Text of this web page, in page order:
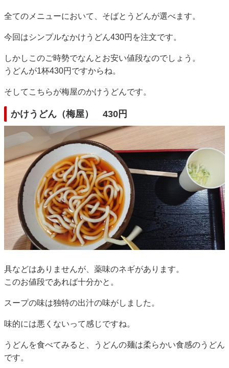
全てのメニューにおいて、そばとうどんが選べます。
今回はシンプルなかけうどん430円を注文です。
しかしこのご時勢でなんとお安い値段なのでしょう。
うどんが1杯430円ですからね。
そしてこちらが梅屋のかけうどんです。
かけうどん（梅屋） 430円
具などはありませんが、薬味のネギがあります。
このお値段であれば十分かと。
スープの味は独特の出汁の味がしました。
味的には悪くないって感じですね。
うどんを食べてみると、うどんの麺は柔らかい食感のうどん
です。